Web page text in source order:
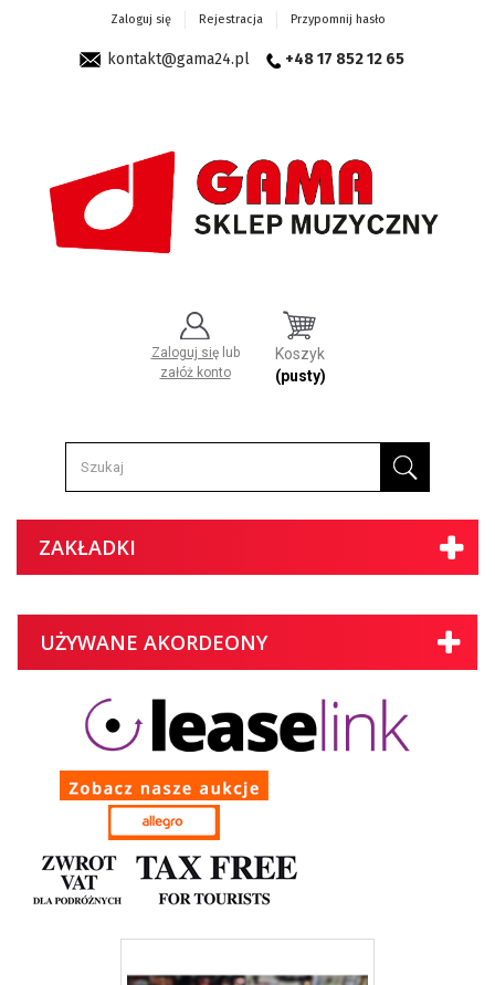
Zaloguj się Rejestracja Przypomnij hasło
kontakt@gama24.pl +48 17 852 12 65
Zaloguj się lub
załóż konto
Koszyk
(pusty)
ZAKŁADKI
UŻYWANE AKORDEONY